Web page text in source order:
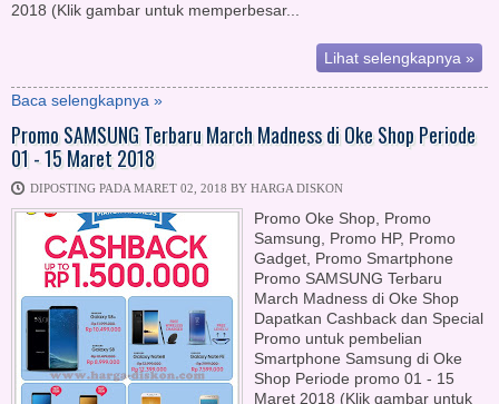
2018 (Klik gambar untuk memperbesar...
Lihat selengkapnya »
Baca selengkapnya »
Promo SAMSUNG Terbaru March Madness di Oke Shop Periode
01 - 15 Maret 2018
DIPOSTING PADA MARET 02, 2018 BY HARGA DISKON
Promo Oke Shop, Promo
Samsung, Promo HP, Promo
Gadget, Promo Smartphone
Promo SAMSUNG Terbaru
March Madness di Oke Shop
Dapatkan Cashback dan Special
Promo untuk pembelian
Smartphone Samsung di Oke
Shop Periode promo 01 - 15
Maret 2018 (Klik gambar untuk